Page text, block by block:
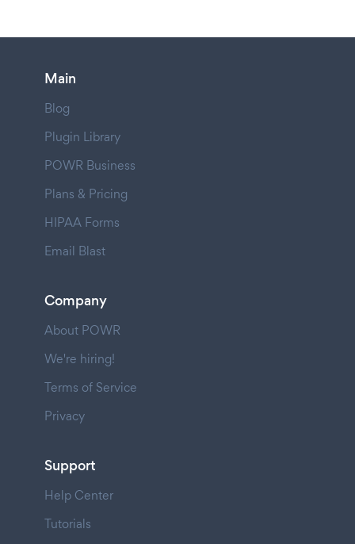
Main
Blog
Plugin Library
POWR Business
Plans & Pricing
HIPAA Forms
Email Blast
Company
About POWR
We're hiring!
Terms of Service
Privacy
Support
Help Center
Tutorials